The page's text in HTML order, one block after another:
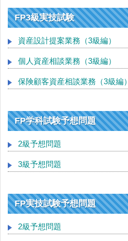
FP3級実技試験
資産設計提案業務（3級編）
個人資産相談業務（3級編）
保険顧客資産相談業務（3級編）
FP学科試験予想問題
2級予想問題
3級予想問題
FP実技試験予想問題
2級予想問題